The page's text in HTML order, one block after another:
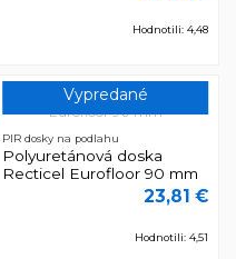
Hodnotili: 4,48
Vypredané
PIR dosky na podlahu
Polyuretánová doska
Recticel Eurofloor 90 mm
23,81 €
Hodnotili: 4,51